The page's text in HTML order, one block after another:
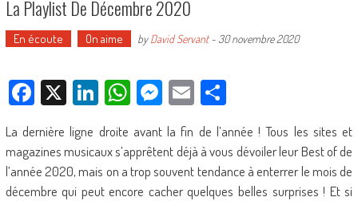
La Playlist De Décembre 2020
En écoute On aime byDavid Servant- 30 novembre 2020
Facebook
X LinkedIn
WhatsApp
Messenger
EmailPartager
La dernière ligne droite avant la fin de l’année ! Tous les sites et
magazines musicaux s’apprêtent déjà à vous dévoiler leur Best of de
l’année 2020, mais on a trop souvent tendance à enterrer le mois de
décembre qui peut encore cacher quelques belles surprises ! Et si